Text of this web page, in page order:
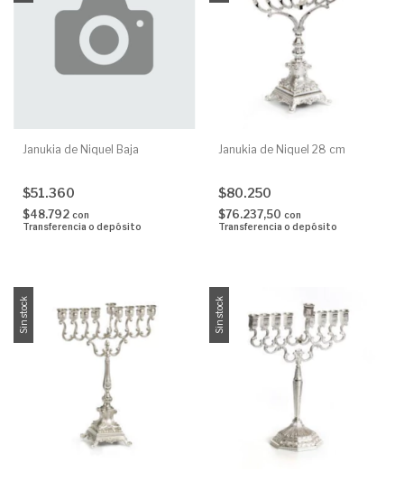
Janukia de Niquel Baja
$51.360
$48.792 con
Transferencia o depósito
Janukia de Niquel 28 cm
$80.250
$76.237,50 con
Transferencia o depósito
Sin stock Sin stock